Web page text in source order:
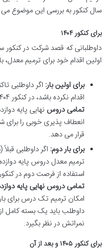
سال کنکور به بررسی این موضوع می
برای کنکور ۱۴۰۴
اولین اقدام خود برای ترمیم
برای اولین بار: اگر داوطلبی
اقدام نکرده باشد، در کنکور ۱۴۰۴ می تواند به صورت
تمامی دروس نهایی پایه
انعطاف پذیری خوبی را برای
قرار می دهد.
برای بار دوم:
ترمیم معدل دروس پایه
استفاده از فرصت دوم در کنکور
تمامی دروس نهایی پایه
داوطلب باید یک بسته کامل
نمراتش در نظر بگیرد.
برای کنکور ۱۴۰۵ و بعد از آن